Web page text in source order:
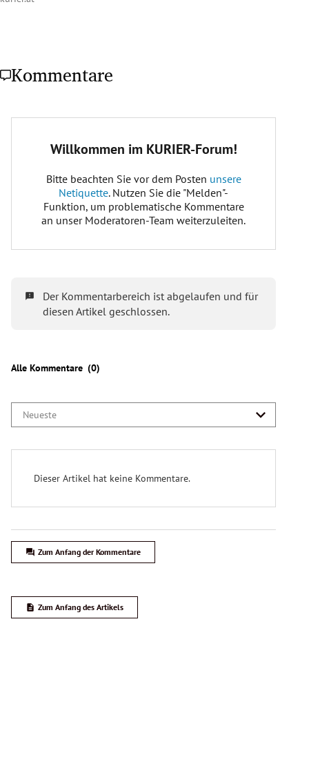
Kommentare